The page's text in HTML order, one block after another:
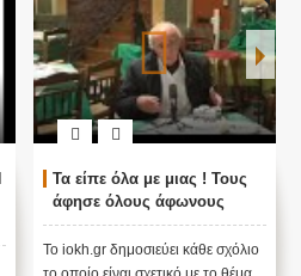
Τα είπε όλα με μιας ! Τους
άφησε όλους άφωνους
Το iokh.gr δημοσιεύει κάθε σχόλιο